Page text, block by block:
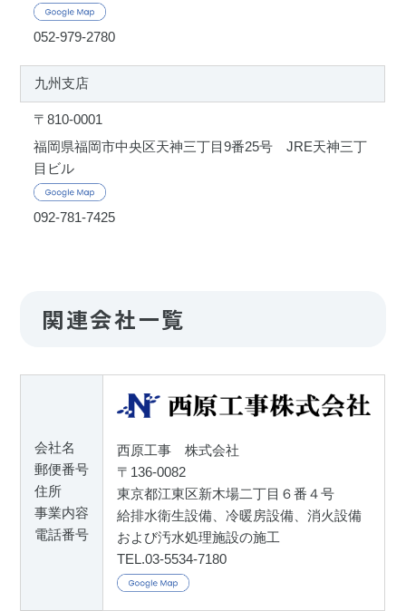
052-979-2780
九州支店
〒810-0001
福岡県福岡市中央区天神三丁目9番25号 JRE天神三丁
目ビル
092-781-7425
関連会社一覧
会社名
郵便番号
住所
事業内容
電話番号
西原工事 株式会社
〒136-0082
東京都江東区新木場二丁目６番４号
給排水衛生設備、冷暖房設備、消火設備
および汚水処理施設の施工
TEL.03-5534-7180